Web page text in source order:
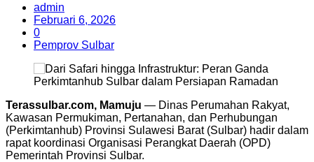
admin
Februari 6, 2026
0
Pemprov Sulbar
Terassulbar.com, Mamuju — Dinas Perumahan Rakyat,
Kawasan Permukiman, Pertanahan, dan Perhubungan
(Perkimtanhub) Provinsi Sulawesi Barat (Sulbar) hadir dalam
rapat koordinasi Organisasi Perangkat Daerah (OPD)
Pemerintah Provinsi Sulbar.